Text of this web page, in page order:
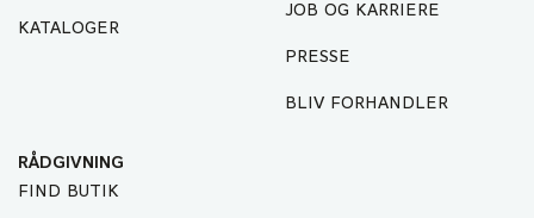
KATALOGER
JOB OG KARRIERE
PRESSE
BLIV FORHANDLER
RÅDGIVNING
FIND BUTIK